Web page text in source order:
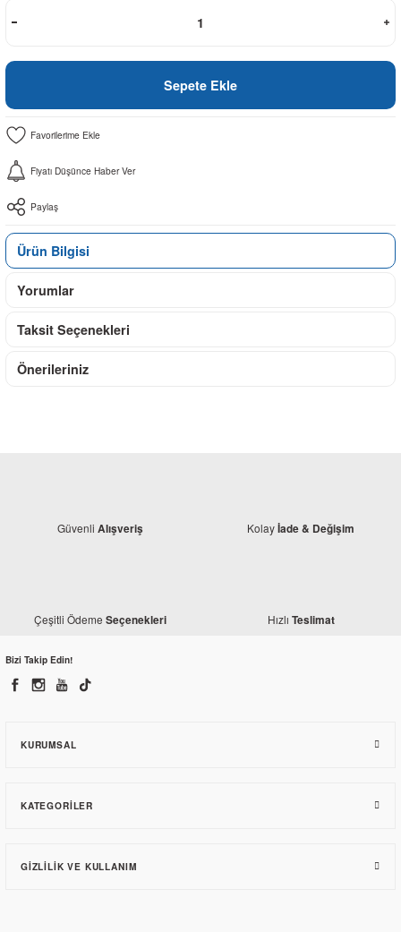
Sepete Ekle
Fiyatı Düşünce Haber Ver
Paylaş
Ürün Bilgisi
Yorumlar
Taksit Seçenekleri
Önerileriniz
Güvenli Alışveriş Kolayİade & Değişim
Çeşitli Ödeme Seçenekleri Hızlı Teslimat
Bizi Takip Edin!
KURUMSAL
KATEGORILER
GIZLILIK VE KULLANIM